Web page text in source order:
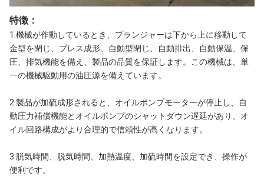
特徴：
1.機械が作動しているとき、プランジャーは下から上に移動して
金型を閉じ、プレス成形、自動型閉じ、自動排出、自動保温、保
圧、排気機能を備え、製品の品質を保証します。この機械は、単
一の機械駆動用の油圧源を備えています。
2.製品が加硫成形されると、オイルポンプモーターが停止し、自
動圧力補償機能とオイルポンプのシャットダウン遅延があり、オ
イル回路構成がより合理的で信頼性が高くなります。
3.脱気時間、脱気時間、加熱温度、加硫時間を設定でき、操作が
便利です。